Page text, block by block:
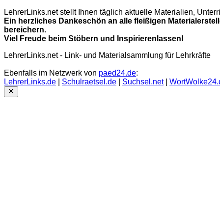
LehrerLinks.net stellt Ihnen täglich aktuelle Materialien,
Ein herzliches Dankeschön an alle fleißigen
bereichern.
Viel Freude beim Stöbern und Inspirierenlassen!
LehrerLinks.net - Link- und Materialsammlung für Lehrkräfte
Ebenfalls im Netzwerk von paed24.de:
LehrerLinks.de
Schulraetsel.de Suchsel.net|
Close